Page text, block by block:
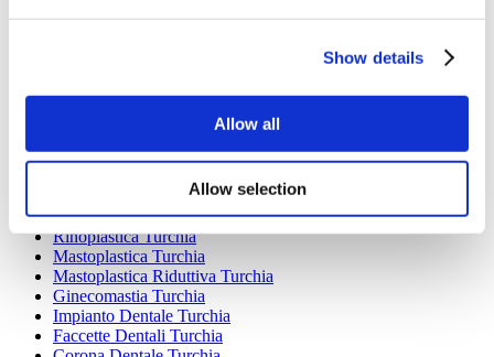
Show details
Allow all
Allow selection
Turchia Cliniche
Trattamenti Popolari in Turchia
Gastrectomia a Manica Turchia
Rinoplastica Turchia
Mastoplastica Turchia
Mastoplastica Riduttiva Turchia
Ginecomastia Turchia
Impianto Dentale Turchia
Faccette Dentali Turchia